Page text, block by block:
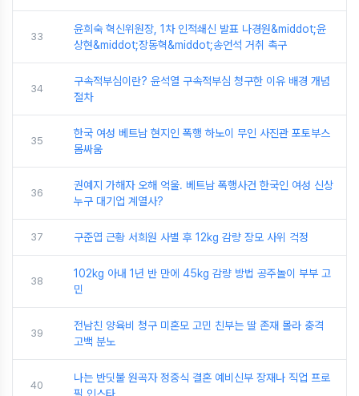
33
윤희숙 혁신위원장, 1차 인적쇄신 발표 나경원&middot;윤
상현&middot;장동혁&middot;송언석 거취 촉구
34
구속적부심이란? 윤석열 구속적부심 청구한 이유 배경 개념
절차
35
한국 여성 베트남 현지인 폭행 하노이 무인 사진관 포토부스
몸싸움
36
권예지 가해자 오해 억울. 베트남 폭행사건 한국인 여성 신상
누구 대기업 계열사?
37 구준엽 근황 서희원 사별 후 12kg 감량 장모 사위 걱정
38
102kg 아내 1년 반 만에 45kg 감량 방법 공주놀이 부부 고
민
39
전남친 양육비 청구 미혼모 고민 친부는 딸 존재 몰라 충격
고백 분노
40
나는 반딧불 원곡자 정중식 결혼 예비신부 장재나 직업 프로